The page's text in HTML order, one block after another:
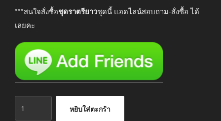
***สนใจสั่งซื้อชุดราตรียาวชุดนี้ แอดไลน์สอบถาม-สั่งซื้อ ได้
เลยคะ
ชุด
หยิบใส่ตะกร้า